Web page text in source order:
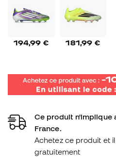
194,99 € 181,99 €
Ce produit n'implique
France.
Achetez ce produit et
gratuitement